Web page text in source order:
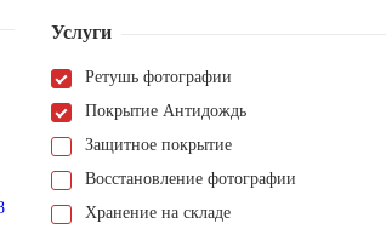
Услуги
Ретушь фотографии
Покрытие Антидождь
Защитное покрытие
Восстановление фотографии
Хранение на складе